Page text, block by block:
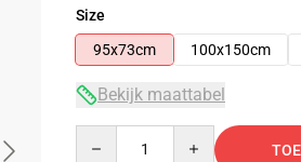
Size
95x73cm
100x150cm
Bekijk maattabel